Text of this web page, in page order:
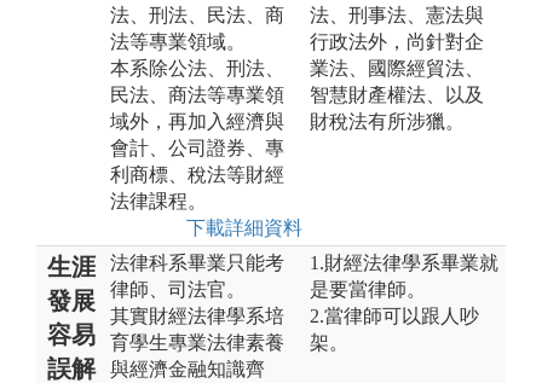
法、刑法、民法、商
法等專業領域。
本系除公法、刑法、
民法、商法等專業領
域外，再加入經濟與
會計、公司證券、專
利商標、稅法等財經
法律課程。
下載詳細資料
法、刑事法、憲法與
行政法外，尚針對企
業法、國際經貿法、
智慧財產權法、以及
財稅法有所涉獵。
生涯
發展
容易
誤解
法律科系畢業只能考
律師、司法官。
其實財經法律學系培
育學生專業法律素養
與經濟金融知識齊
1.財經法律學系畢業就
是要當律師。
2.當律師可以跟人吵
架。